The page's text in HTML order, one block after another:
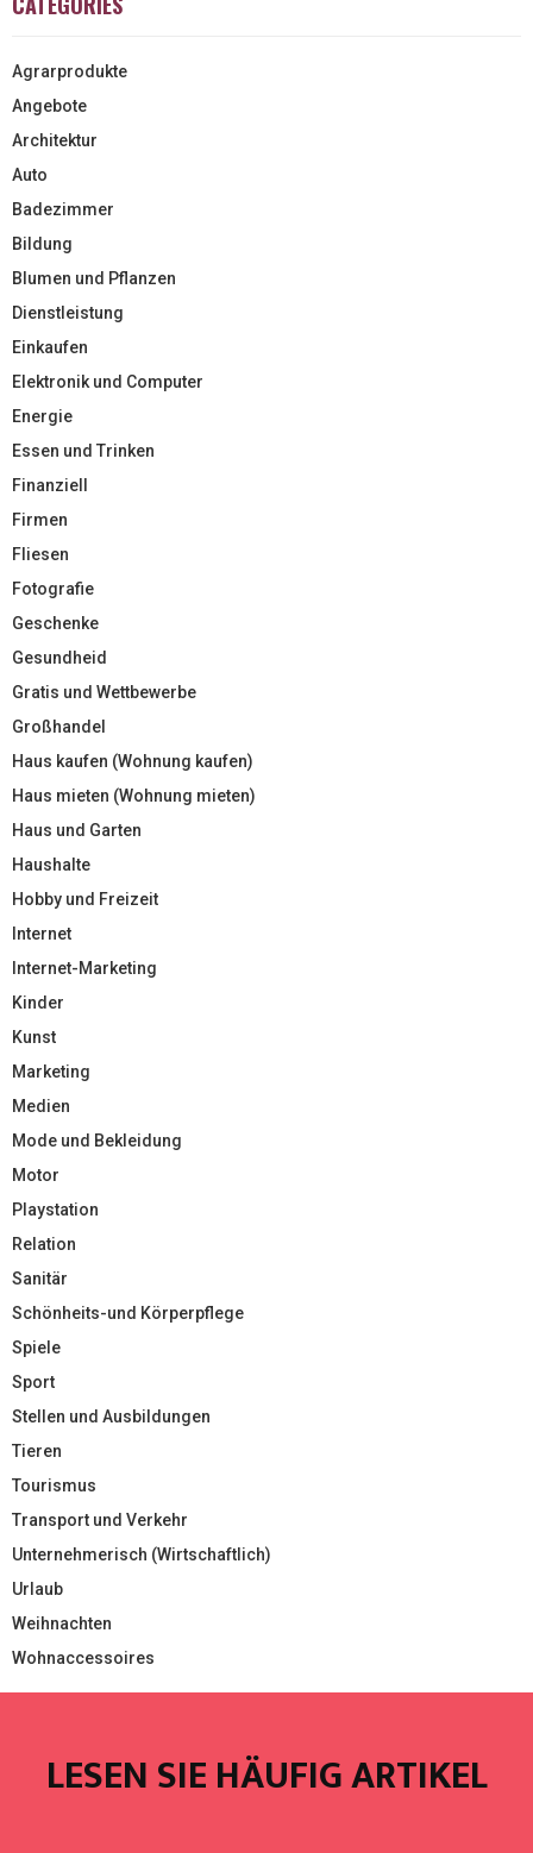
Agrarprodukte
Angebote
Architektur
Auto
Badezimmer
Bildung
Blumen und Pflanzen
Dienstleistung
Einkaufen
Elektronik und Computer
Energie
Essen und Trinken
Finanziell
Firmen
Fliesen
Fotografie
Geschenke
Gesundheid
Gratis und Wettbewerbe
Großhandel
Haus kaufen (Wohnung kaufen)
Haus mieten (Wohnung mieten)
Haus und Garten
Haushalte
Hobby und Freizeit
Internet
Internet-Marketing
Kinder
Kunst
Marketing
Medien
Mode und Bekleidung
Motor
Playstation
Relation
Sanitär
Schönheits-und Körperpflege
Spiele
Sport
Stellen und Ausbildungen
Tieren
Tourismus
Transport und Verkehr
Unternehmerisch (Wirtschaftlich)
Urlaub
Weihnachten
Wohnaccessoires
LESEN SIE HÄUFIG ARTIKEL